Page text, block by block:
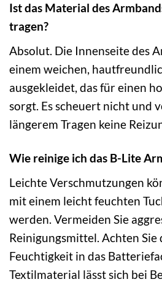
Ist das Material des
tragen?
Absolut. Die Innenseite des
einem weichen,
ausgekleidet, das für einen
sorgt. Es scheuert nicht und
längerem Tragen keine
Wie reinige ich das B-Lite
Leichte Verschmutzungen
mit einem leicht feuchten
werden. Vermeiden Sie
Reinigungsmittel. Achten Sie
Feuchtigkeit in das
Textilmaterial lässt sich bei